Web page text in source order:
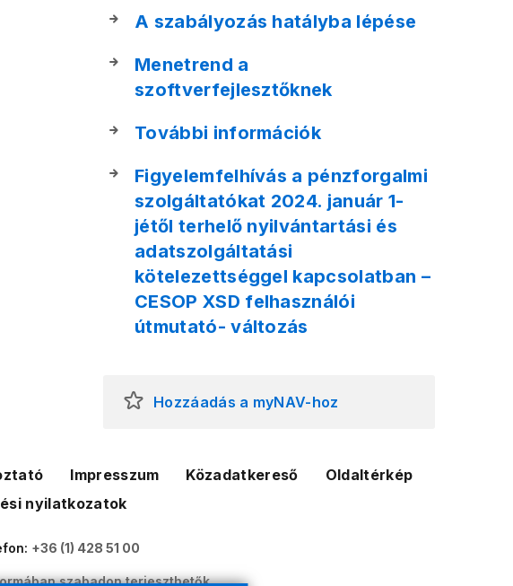
A szabályozás hatályba lépése
Menetrend a
szoftverfejlesztőknek
További információk
Figyelemfelhívás a pénzforgalmi
szolgáltatókat 2024. január 1-
jétől terhelő nyilvántartási és
adatszolgáltatási
kötelezettséggel kapcsolatban –
CESOP XSD felhasználói
útmutató- változás
Hozzáadás a myNAV-hoz
Impresszum Közadatkereső
Oldaltérkép
nyilatkozatok
+36 (1) 428 51 00
szabadon terjeszthetők.